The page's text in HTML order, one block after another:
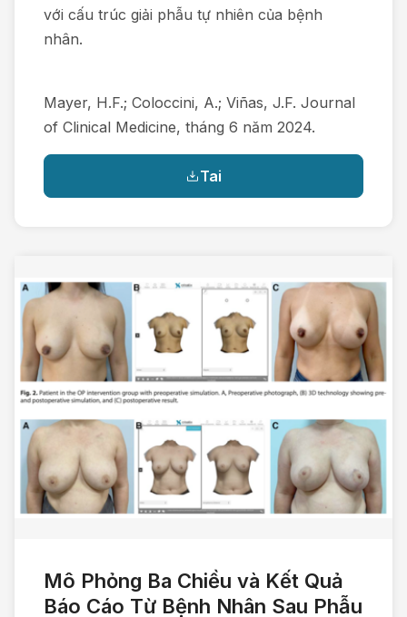
với cấu trúc giải phẫu tự nhiên của bệnh
nhân.
Mayer, H.F.; Coloccini, A.; Viñas, J.F. Journal
of Clinical Medicine, tháng 6 năm 2024.
Tai
Mô Phỏng Ba Chiều và Kết Quả
Báo Cáo Từ Bệnh Nhân Sau Phẫu